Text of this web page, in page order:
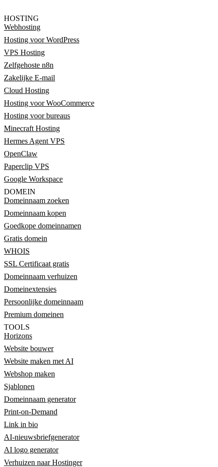
HOSTING
Webhosting
Hosting voor WordPress
VPS Hosting
Zelfgehoste n8n
Zakelijke E-mail
Cloud Hosting
Hosting voor WooCommerce
Hosting voor bureaus
Minecraft Hosting
Hermes Agent VPS
OpenClaw
Paperclip VPS
Google Workspace
DOMEIN
Domeinnaam zoeken
Domeinnaam kopen
Goedkope domeinnamen
Gratis domein
WHOIS
SSL Certificaat gratis
Domeinnaam verhuizen
Domeinextensies
Persoonlijke domeinnaam
Premium domeinen
TOOLS
Horizons
Website bouwer
Website maken met AI
Webshop maken
Sjablonen
Domeinnaam generator
Print-on-Demand
Link in bio
AI-nieuwsbriefgenerator
AI logo generator
Verhuizen naar Hostinger